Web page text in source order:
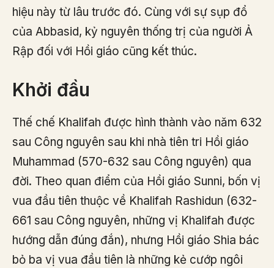
hiệu này từ lâu trước đó. Cùng với sự sụp đổ
của Abbasid, kỷ nguyên thống trị của người Ả
Rập đối với Hồi giáo cũng kết thúc.
Khởi đầu
Thế chế Khalifah được hình thành vào năm 632
sau Công nguyên sau khi nhà tiên tri Hồi giáo
Muhammad (570-632 sau Công nguyên) qua
đời. Theo quan điểm của Hồi giáo Sunni, bốn vị
vua đầu tiên thuộc về Khalifah Rashidun (632-
661 sau Công nguyên, những vị Khalifah được
hướng dẫn đúng đắn), nhưng Hồi giáo Shia bác
bỏ ba vị vua đầu tiên là những kẻ cướp ngôi